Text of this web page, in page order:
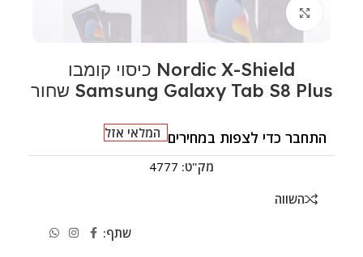
לחצו להגדלה
Nordic X-Shield כיסוי קומבו
Samsung Galaxy Tab S8 Plus שחור
התחבר כדי לצפות במחירים המלאי אזל
מק"ט: 4777
השווה
שתף: